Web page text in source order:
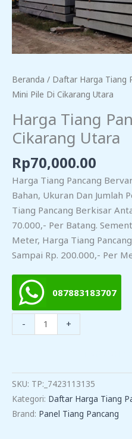
Beranda / Daftar Harga Tiang
Mini Pile Di Cikarang Utara
Harga Tiang
Cikarang Utara
Rp70,000.00
Harga Tiang Pancang
Bahan, Ukuran Dan Jumlah
Tiang Pancang Berkisar
70.000,- Per Batang.
Meter, Harga Tiang
Sampai Rp. 200.000,- Per
087883183707
-
Kuantitas
Harga
Mini
Pile
Di
+
SKU: TP:_7423113135
Kategori: Daftar Harga Tiang
Brand: Panel Tiang Pancang